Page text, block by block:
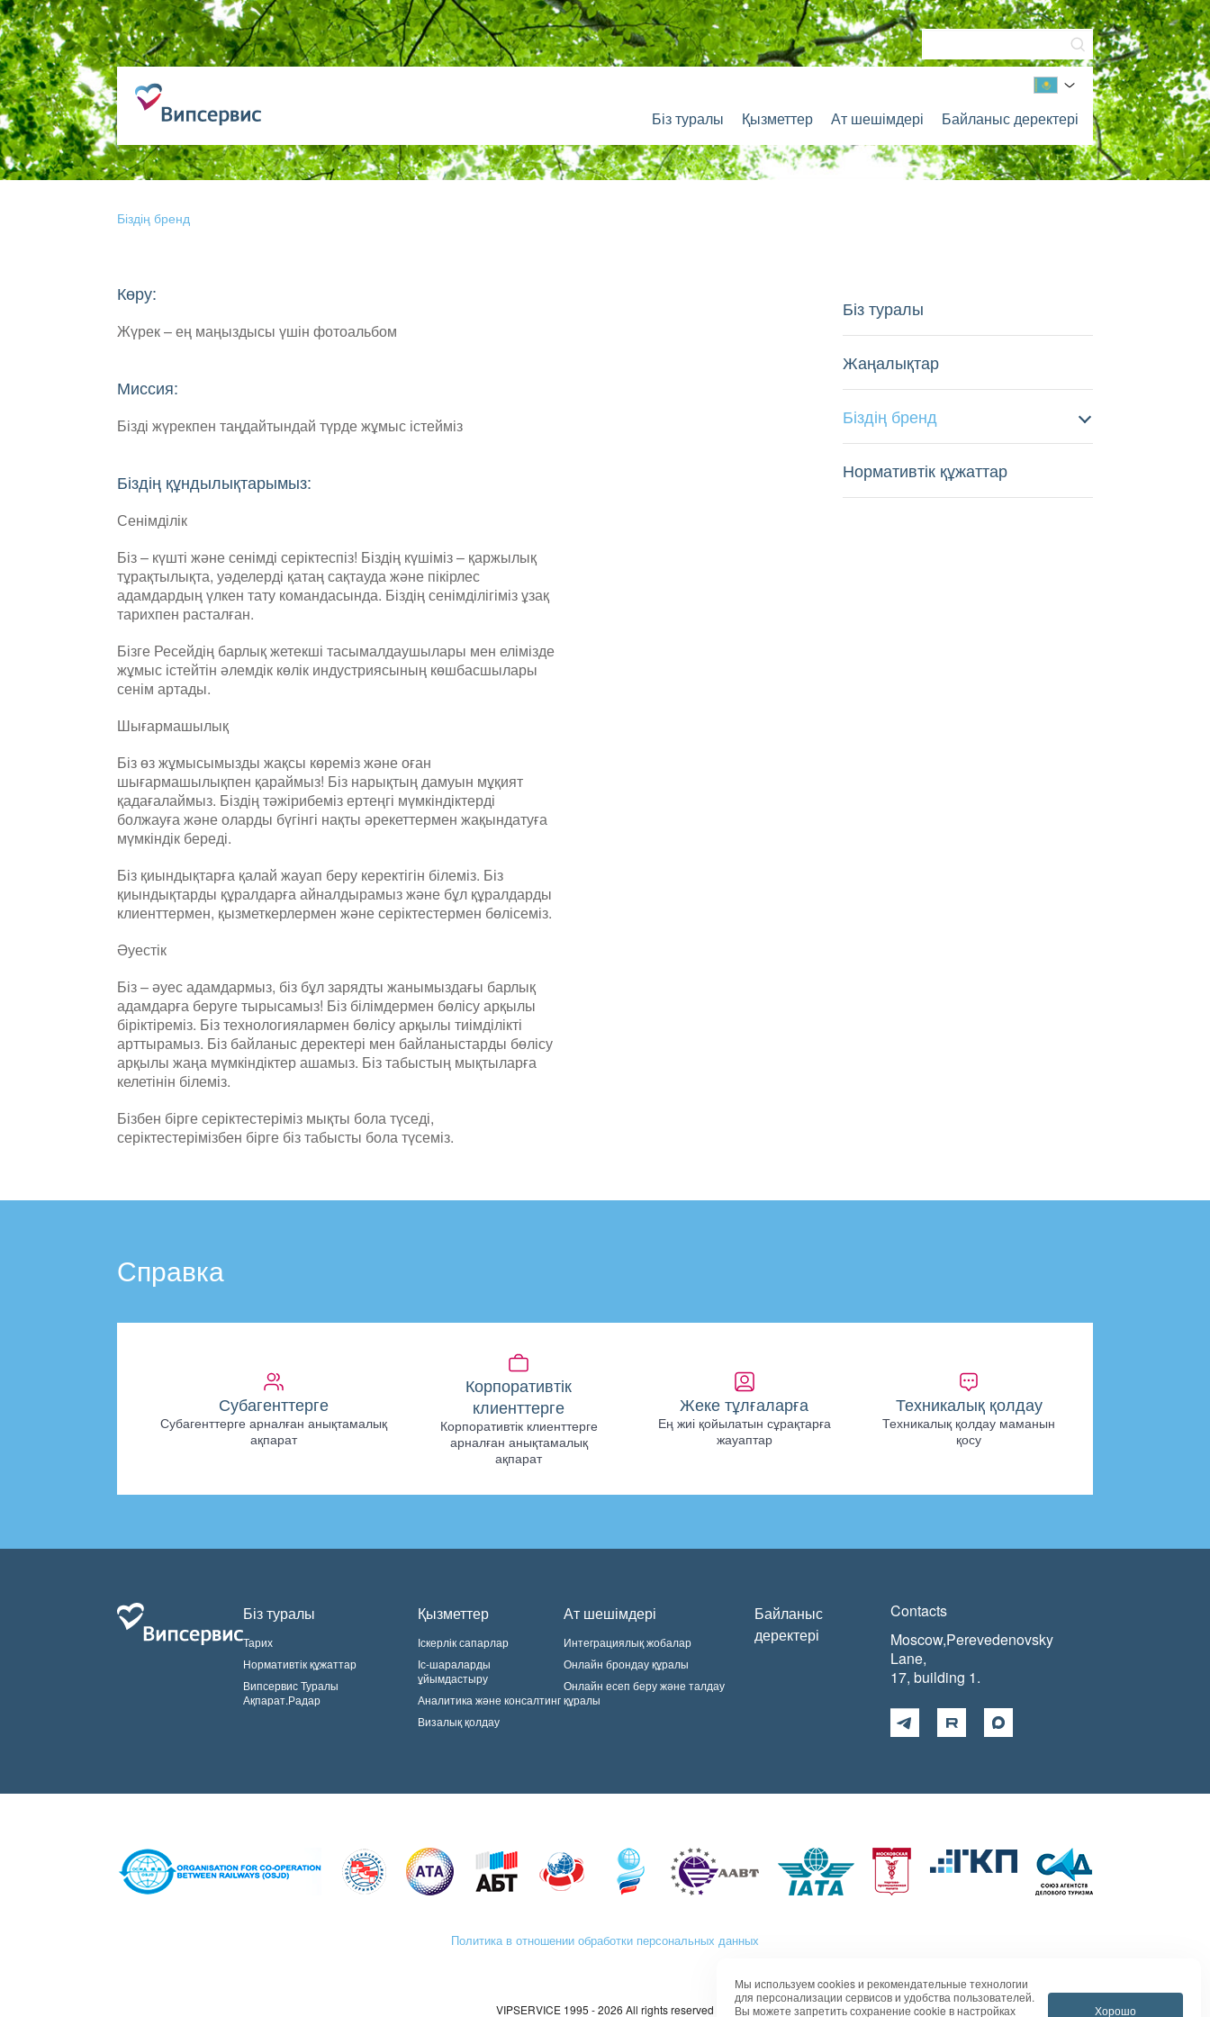
Біз туралы Қызметтер Ат шешімдері Байланыс деректері
Біздің бренд
Көру:
Жүрек – ең маңыздысы үшін фотоальбом
Миссия:
Бізді жүрекпен таңдайтындай түрде жұмыс істейміз
Біздің құндылықтарымыз:
Сенімділік
Біз – күшті және сенімді серіктеспіз! Біздің күшіміз – қаржылық
тұрақтылықта, уәделерді қатаң сақтауда және пікірлес
адамдардың үлкен тату командасында. Біздің сенімділігіміз ұзақ
тарихпен расталған.
Бізге Ресейдің барлық жетекші тасымалдаушылары мен елімізде
жұмыс істейтін әлемдік көлік индустриясының көшбасшылары
сенім артады.
Шығармашылық
Біз өз жұмысымызды жақсы көреміз және оған
шығармашылықпен қараймыз! Біз нарықтың дамуын мұқият
қадағалаймыз. Біздің тәжірибеміз ертеңгі мүмкіндіктерді
болжауға және оларды бүгінгі нақты әрекеттермен жақындатуға
мүмкіндік береді.
Біз қиындықтарға қалай жауап беру керектігін білеміз. Біз
қиындықтарды құралдарға айналдырамыз және бұл құралдарды
клиенттермен, қызметкерлермен және серіктестермен бөлісеміз.
Әуестік
Біз – әуес адамдармыз, біз бұл зарядты жанымыздағы барлық
адамдарға беруге тырысамыз! Біз білімдермен бөлісу арқылы
біріктіреміз. Біз технологиялармен бөлісу арқылы тиімділікті
арттырамыз. Біз байланыс деректері мен байланыстарды бөлісу
арқылы жаңа мүмкіндіктер ашамыз. Біз табыстың мықтыларға
келетінін білеміз.
Бізбен бірге серіктестеріміз мықты бола түседі,
серіктестерімізбен бірге біз табысты бола түсеміз.
Біз туралы
Жаңалықтар
Біздің бренд
Нормативтік құжаттар
Справка
Субагенттерге
Субагенттерге арналған анықтамалық
ақпарат
Корпоративтік
клиенттерге
Корпоративтік клиенттерге
арналған анықтамалық
ақпарат
Жеке тұлғаларға
Ең жиі қойылатын сұрақтарға
жауаптар
Техникалық қолдау
Техникалық қолдау маманын
қосу
Біз туралы
Тарих
Нормативтік құжаттар
Випсервис Туралы
Ақпарат.Радар
Қызметтер
Іскерлік сапарлар
Іс-шараларды
ұйымдастыру
Аналитика және консалтинг
Визалық қолдау
Ат шешімдері
Интеграциялық жобалар
Онлайн брондау құралы
Онлайн есеп беру және талдау
құралы
Байланыс
деректері
Contacts
Moscow,Perevedenovsky
Lane,
17, building 1.
Политика в отношении обработки персональных данных
VIPSERVICE 1995 - 2026 All rights reserved
Мы используем cookies и рекомендательные технологии
для персонализации сервисов и удобства пользователей.
Вы можете запретить сохранение cookie в настройках
Хорошо